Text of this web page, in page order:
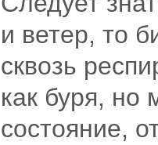
и ветер, то
сквозь
как буря, но
состояние,